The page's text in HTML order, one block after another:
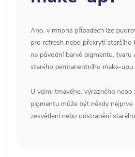
Ano, v mnoha případech lze
pro refresh nebo překrytí staršího
na původní barvě pigmentu, tvaru
starého permanentního make-upu.
U velmi tmavého, výrazného nebo
pigmentu může být někdy nejprve
zesvětlení nebo odstranění